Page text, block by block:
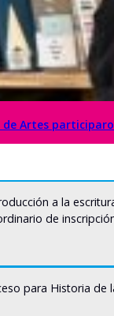
Artes
a la
de
para Historia de